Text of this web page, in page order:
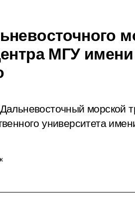
МГУ
морской
университета